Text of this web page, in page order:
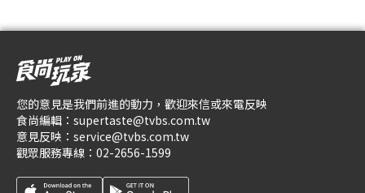
您的意見是我們前進的動力，歡迎來信或來電反映
食尚編輯： supertaste@tvbs.com.tw
意見反映： service@tvbs.com.tw
觀眾服務專線： 02-2656-1599